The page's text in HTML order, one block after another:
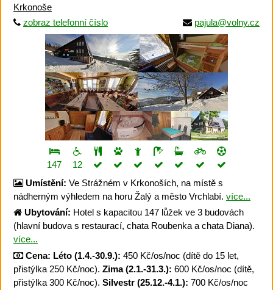
Krkonoše
zobraz telefonní číslo
pajula@volny.cz
147
12
Umístění: Ve Strážném v Krkonoších, na místě s
nádherným výhledem na horu Žalý a město Vrchlabí. více...
Ubytování: Hotel s kapacitou 147 lůžek ve 3 budovách
(hlavní budova s restaurací, chata Roubenka a chata Diana).
více...
Cena: Léto (1.4.-30.9.): 450 Kč/os/noc (dítě do 15 let,
přistýlka 250 Kč/noc). Zima (2.1.-31.3.): 600 Kč/os/noc (dítě,
přistýlka 300 Kč/noc). Silvestr (25.12.-4.1.): 700 Kč/os/noc